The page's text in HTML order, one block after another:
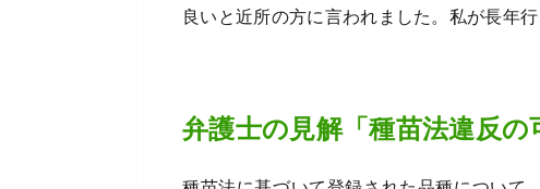
良いと近所の方に言われました。私が長年
弁護士の見解「種苗法違反の